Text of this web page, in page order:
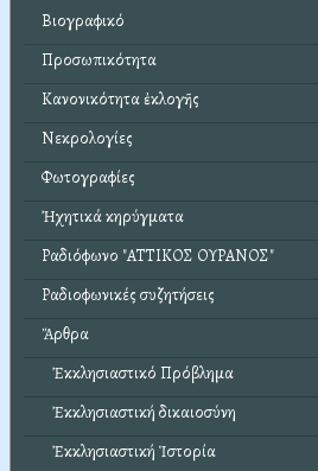
Βιογραφικό
Προσωπικότητα
Κανονικότητα ἐκλογῆς
Νεκρολογίες
Φωτογραφίες
Ἠχητικά κηρύγματα
Ραδιόφωνο "ΑΤΤΙΚΟΣ ΟΥΡΑΝΟΣ"
Ραδιοφωνικές συζητήσεις
Ἄρθρα
Ἐκκλησιαστικό Πρόβλημα
Ἐκκλησιαστική δικαιοσύνη
Ἐκκλησιαστική Ἱστορία